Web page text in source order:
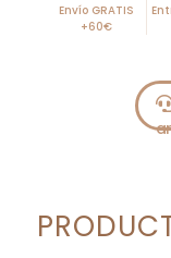
Envío GRATIS
+60€